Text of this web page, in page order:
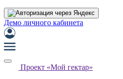
Демо личного кабинета
Проект «Мой гектар»